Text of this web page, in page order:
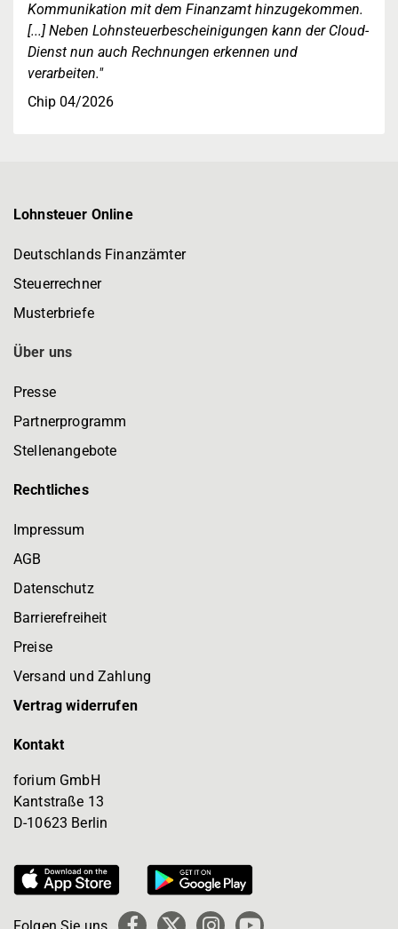
Kommunikation mit dem Finanzamt hinzugekommen.
[...] Neben Lohnsteuerbescheinigungen kann der Cloud-
Dienst nun auch Rechnungen erkennen und
verarbeiten."
Chip 04/2026
Lohnsteuer Online
Deutschlands Finanzämter
Steuerrechner
Musterbriefe
Über uns
Presse
Partnerprogramm
Stellenangebote
Rechtliches
Impressum
AGB
Datenschutz
Barrierefreiheit
Preise
Versand und Zahlung
Vertrag widerrufen
Kontakt
forium GmbH
Kantstraße 13
D-10623 Berlin